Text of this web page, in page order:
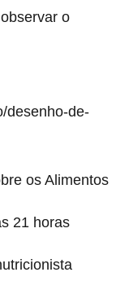
o
desenho-de-
os Alimentos
21 horas